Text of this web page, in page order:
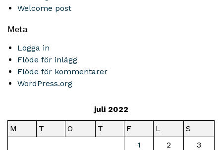
Welcome post
Meta
Logga in
Flöde för inlägg
Flöde för kommentarer
WordPress.org
juli 2022
M T O T F L
S
1
2
3